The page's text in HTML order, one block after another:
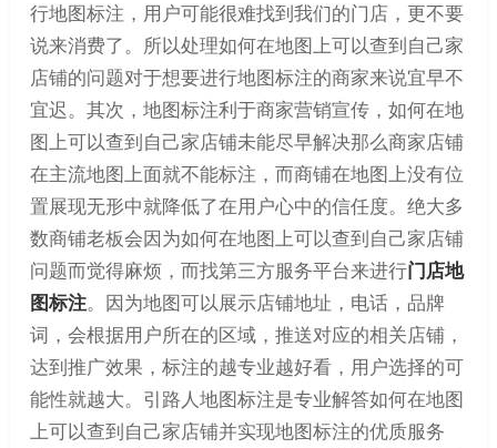
行地图标注，用户可能很难找到我们的门店，更不要
说来消费了。所以处理如何在地图上可以查到自己家
店铺的问题对于想要进行地图标注的商家来说宜早不
宜迟。其次，地图标注利于商家营销宣传，如何在地
图上可以查到自己家店铺未能尽早解决那么商家店铺
在主流地图上面就不能标注，而商铺在地图上没有位
置展现无形中就降低了在用户心中的信任度。绝大多
数商铺老板会因为如何在地图上可以查到自己家店铺
问题而觉得麻烦，而找第三方服务平台来进行门店地
图标注。因为地图可以展示店铺地址，电话，品牌
词，会根据用户所在的区域，推送对应的相关店铺，
达到推广效果，标注的越专业越好看，用户选择的可
能性就越大。引路人地图标注是专业解答如何在地图
上可以查到自己家店铺并实现地图标注的优质服务